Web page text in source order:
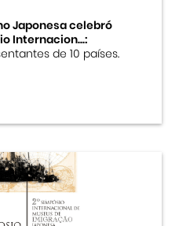
Japonesa celebró
Internacion...:
de 10 países.